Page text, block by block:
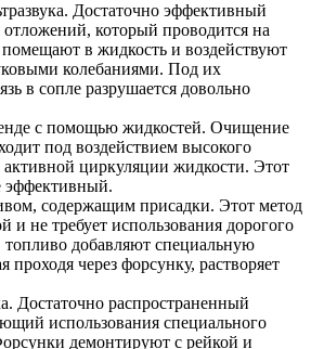
Достаточно эффективный
отложений, который проводится на
в жидкость и воздействуют
колебаниями. Под их
в сопле разрушается довольно
с помощью жидкостей. Очищение
под воздействием высокого
активной циркуляции жидкости. Этот
эффективный.
содержащим присадки. Этот метод
и не требует использования дорогого
топливо добавляют специальную
проходя через форсунку, растворяет
Достаточно распространенный
использования специального
демонтируют с рейкой и